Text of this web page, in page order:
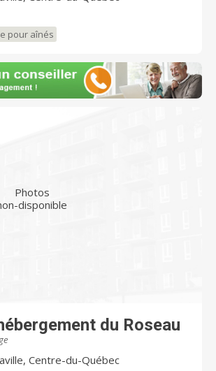
pour aînés
Photos
disponible
du Roseau
Centre-du-Québec